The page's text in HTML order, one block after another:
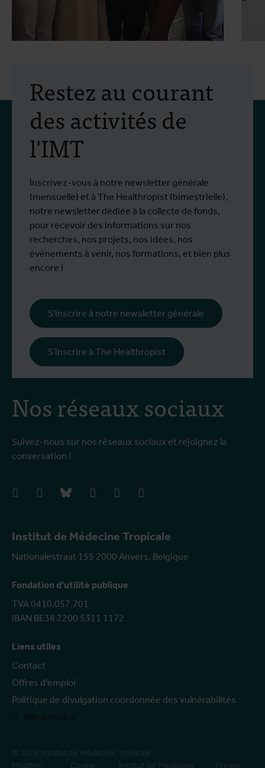
Mobilité Erasmus+ :
formation pratique en
lutte antivectorielle et
virus du Nil occidental
Du 6 au 17 juillet 2026, Stien Vereecken et
de l'Unité d'Entomologie `à l'IMT, ont
participé à un programme de formation
spécialisé chez Ecodevelopment, en
Grèce, grâce au soutien d'une bourse de
mobilité Erasmus+.
Institut de Médecine Tropicale
Nationalestraat 155 2000 Anvers, Belgique
Fondation d'utilité publique
TVA 0410.057.701
IBAN BE38 2200 5311 1172
Liens utiles
Contact
Offres d'emploi
Politique de divulgation coordonnée des vulnérabilités
Nos réseaux sociaux
Suivez-nous sur nos réseaux sociaux et rejoignez la
conversation !
facebookinstagrambluesky linkedIn youtube
Restez au courant
des activités de
l'IMT
Inscrivez-vous à notre newsletter générale
(mensuelle) et à The Healthropist (bimestrielle),
notre newsletter dédiée à la collecte de fonds,
pour recevoir des informations sur nos
recherches, nos projets, nos idées, nos
événements à venir, nos formations, et bien plus
encore !
S'inscrire à notre newsletter générale
S'inscrire à The Healthropist
© 2026 Institut de Médecine Tropicale
Modifier
Cookie Institut de Médecine Presse